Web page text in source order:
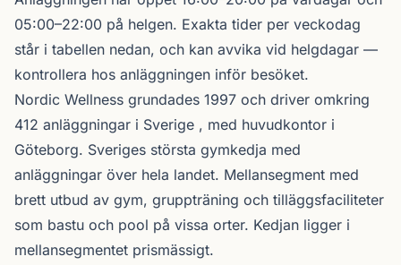
05:00–22:00 på helgen. Exakta tider per veckodag
står i tabellen nedan, och kan avvika vid helgdagar —
kontrollera hos anläggningen inför besöket.
Nordic Wellness grundades 1997 och driver omkring
412 anläggningar i Sverige , med huvudkontor i
Göteborg. Sveriges största gymkedja med
anläggningar över hela landet. Mellansegment med
brett utbud av gym, gruppträning och tilläggsfaciliteter
som bastu och pool på vissa orter. Kedjan ligger i
mellansegmentet prismässigt.